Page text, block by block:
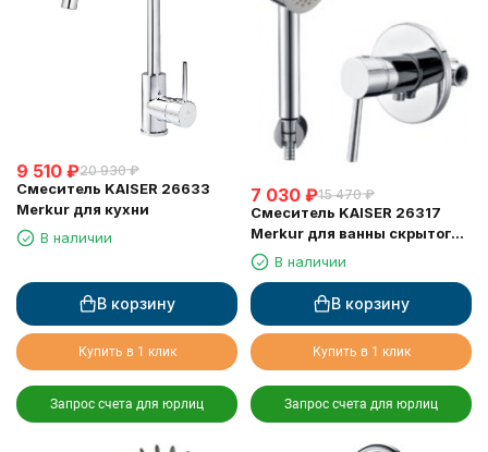
9 510 ₽20 930 ₽
Смеситель KAISER 26633
Merkur для кухни
В наличии
В корзину
Купить в 1 клик
Запрос счета для юрлиц
7 030 ₽15 470 ₽
Смеситель KAISER 26317
Merkur для ванны скрытого
монтажа
В наличии
В корзину
Купить в 1 клик
Запрос счета для юрлиц